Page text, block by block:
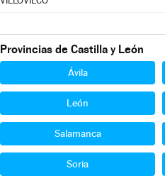
Provincias de Castilla y León
Ávila
León
Salamanca
Soria